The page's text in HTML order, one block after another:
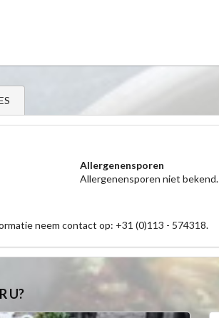
Allergenensporen
Allergenensporen niet bekend.
neem contact op: +31 (0)113 - 574318.
U?